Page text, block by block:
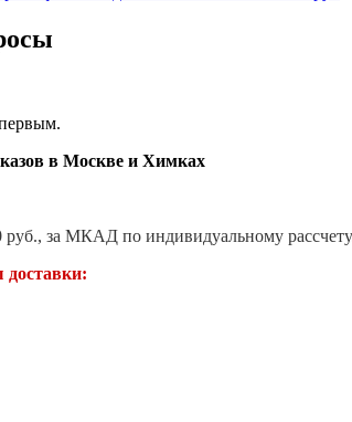
в Москве и Химках
руб., за МКАД по индивидуальному